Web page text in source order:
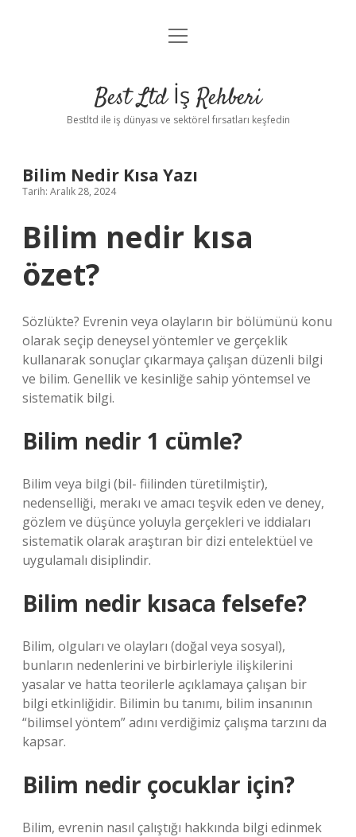
Anasayfa
Yasal Uyarı
menüyü
Best Ltd İş Rehberi
Bestltd ile iş dünyası ve sektörel fırsatları keşfedin
Bilim Nedir Kısa Yazı
Tarih: Aralık 28, 2024
Bilim nedir kısa
özet?
Sözlükte? Evrenin veya olayların bir bölümünü konu
olarak seçip deneysel yöntemler ve gerçeklik
kullanarak sonuçlar çıkarmaya çalışan düzenli bilgi
ve bilim. Genellik ve kesinliğe sahip yöntemsel ve
sistematik bilgi.
Bilim nedir 1 cümle?
Bilim veya bilgi (bil- fiilinden türetilmiştir),
nedenselliği, merakı ve amacı teşvik eden ve deney,
gözlem ve düşünce yoluyla gerçekleri ve iddiaları
sistematik olarak araştıran bir dizi entelektüel ve
uygulamalı disiplindir.
Bilim nedir kısaca felsefe?
Bilim, olguları ve olayları (doğal veya sosyal),
bunların nedenlerini ve birbirleriyle ilişkilerini
yasalar ve hatta teorilerle açıklamaya çalışan bir
bilgi etkinliğidir. Bilimin bu tanımı, bilim insanının
“bilimsel yöntem” adını verdiğimiz çalışma tarzını da
kapsar.
Bilim nedir çocuklar için?
Bilim, evrenin nasıl çalıştığı hakkında bilgi edinmek